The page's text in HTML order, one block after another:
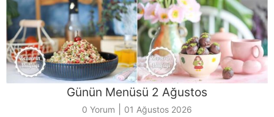
Günün Menüsü 2 Ağustos
0 Yorum 01 Ağustos 2026